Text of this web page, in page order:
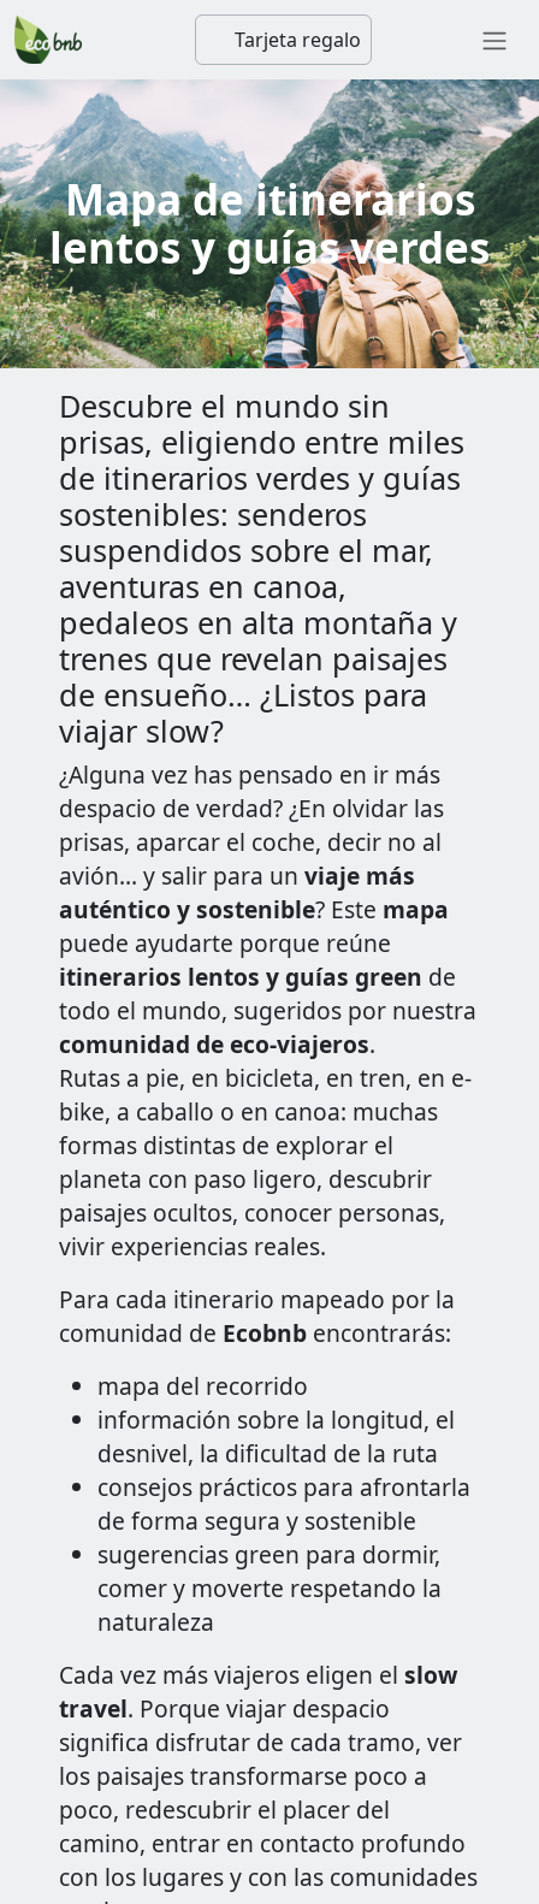
Tarjeta regalo
Mapa de itinerarios
lentos y guías verdes
Descubre el mundo sin
prisas, eligiendo entre miles
de itinerarios verdes y guías
sostenibles: senderos
suspendidos sobre el mar,
aventuras en canoa,
pedaleos en alta montaña y
trenes que revelan paisajes
de ensueño… ¿Listos para
viajar slow?
¿Alguna vez has pensado en ir más
despacio de verdad? ¿En olvidar las
prisas, aparcar el coche, decir no al
avión… y salir para unviaje más
auténtico y sostenible? Este mapa
puede ayudarte porque reúne
itinerarios lentos y guías green de
todo el mundo, sugeridos por nuestra
comunidad de eco-viajeros.
Rutas a pie, en bicicleta, en tren, en e-
bike, a caballo o en canoa: muchas
formas distintas de explorar el
planeta con paso ligero, descubrir
paisajes ocultos, conocer personas,
vivir experiencias reales.
Para cada itinerario mapeado por la
comunidad de Ecobnb encontrarás:
mapa del recorrido
información sobre la longitud, el
desnivel, la dificultad de la ruta
consejos prácticos para afrontarla
de forma segura y sostenible
sugerencias green para dormir,
comer y moverte respetando la
naturaleza
Cada vez más viajeros eligen elslow
travel. Porque viajar despacio
significa disfrutar de cada tramo, ver
los paisajes transformarse poco a
poco, redescubrir el placer del
camino, entrar en contacto profundo
con los lugares y con las comunidades